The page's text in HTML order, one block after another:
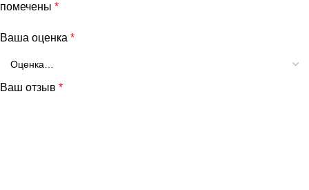
помечены *
Ваша оценка *
Ваш отзыв *